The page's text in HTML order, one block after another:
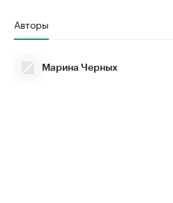
Авторы
Марина Черных